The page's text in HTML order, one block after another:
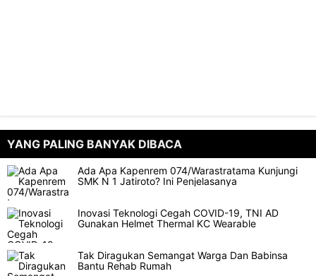
YANG PALING BANYAK DIBACA
Ada Apa Kapenrem 074/Warastratama Kunjungi
SMK N 1 Jatiroto? Ini Penjelasanya
Inovasi Teknologi Cegah COVID-19, TNI AD
Gunakan Helmet Thermal KC Wearable
Tak Diragukan Semangat Warga Dan Babinsa
Bantu Rehab Rumah